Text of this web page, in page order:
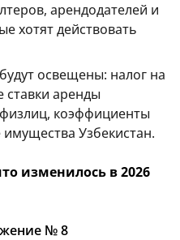
арендодателей и
хотят действовать
освещены: налог на
аренды
коэффициенты
Узбекистан.
изменилось в 2026
№ 8